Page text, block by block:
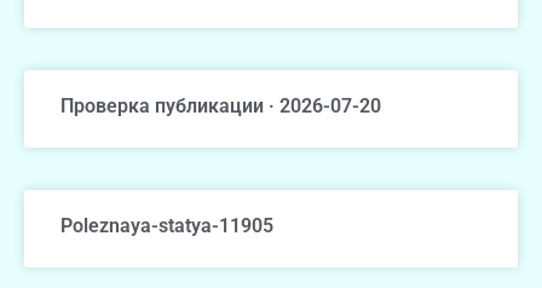
Проверка публикации · 2026-07-20
Poleznaya-statya-11905